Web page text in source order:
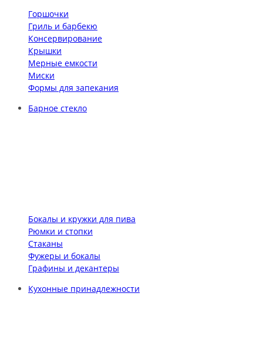
Горшочки
Гриль и барбекю
Консервирование
Крышки
Мерные емкости
Миски
Формы для запекания
Барное стекло
Бокалы и кружки для пива
Рюмки и стопки
Стаканы
Фужеры и бокалы
Графины и декантеры
Кухонные принадлежности